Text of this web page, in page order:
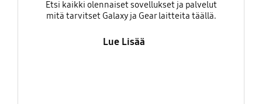
Etsi kaikki olennaiset sovellukset ja palvelut
mitä tarvitset Galaxy ja Gear laitteita täällä.
Lue Lisää